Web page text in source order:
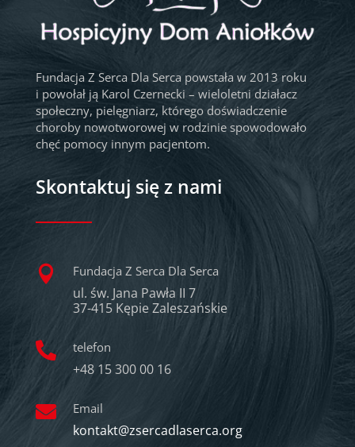
Fundacja Z Serca Dla Serca powstała w 2013 roku
i powołał ją Karol Czernecki – wieloletni działacz
społeczny, pielęgniarz, którego doświadczenie
choroby nowotworowej w rodzinie spowodowało
chęć pomocy innym pacjentom.
Skontaktuj się z nami
 Fundacja Z Serca Dla Serca
ul. św. Jana Pawła II 7
37-415 Kępie Zaleszańskie
 telefon
+48 15 300 00 16
 Email
kontakt@zsercadlaserca.org